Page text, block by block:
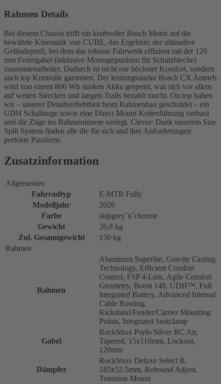
Rahmen Details
Bei diesem Chassis trifft ein kraftvoller Bosch Motor auf die
bewährte Kinematik von CUBE, das Ergebnis: der ultimative
Geländeprofi, bei dem das robuste Fahrwerk effizient mit der 120
mm Federgabel (inklusive Montagepunkten für Schutzbleche)
zusammenarbeitet. Dadurch ist nicht nur höchster Komfort, sondern
auch top Kontrolle garantiert. Der leistungsstarke Bosch CX Antrieb
wird von einem 800 Wh starken Akku gespeist, was sich vor allem
auf weiten Strecken und langen Trails bezahlt macht. On top haben
wir – unserer Detailverliebtheit beim Rahmenbau geschuldet – ein
UDH Schaltauge sowie eine Direct Mount Kettenführung verbaut
und die Züge ins Rahmeninnere verlegt. Clever: Dank unserem Size
Split System finden alle die für sich und ihre Anforderungen
perfekte Passform.
Zusatzinformation
Allgemeines
Fahrradtyp
E-MTB Fully
Modelljahr
2026
Farbe
slapgrey´n´chrome
Gewicht
26,8 kg
Zul. Gesamtgewicht
150 kg
Rahmen
Rahmen
Aluminum Superlite, Gravity Casting
Technology, Efficient Comfort
Control, FSP 4-Link, Agile Comfort
Geometry, Boost 148, UDH™, Full
Integrated Battery, Advanced Internal
Cable Routing,
Kickstand/Fender/Carrier Mounting
Points, Integrated Seatclamp
Gabel
RockShox Psylo Silver RC Air,
Tapered, 15x110mm, Lockout,
120mm
Dämpfer
RockShox Deluxe Select R,
185x52.5mm, Rebound Adjust,
Trunnion Mount